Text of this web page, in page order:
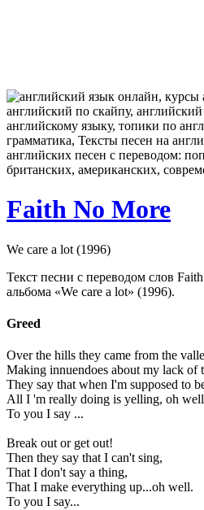
Faith No More
We care a lot (1996)
Текст песни с переводом слов
альбома «We care a lot» (1996).
Greed
Over the hills they came from the
Making innuendoes about my lack of
They say that when I'm supposed to
All I 'm really doing is yelling, oh
To you I say ...
Break out or get out!
Then they say that I can't sing,
That I don't say a thing,
That I make everything up...oh well.
To you I say...